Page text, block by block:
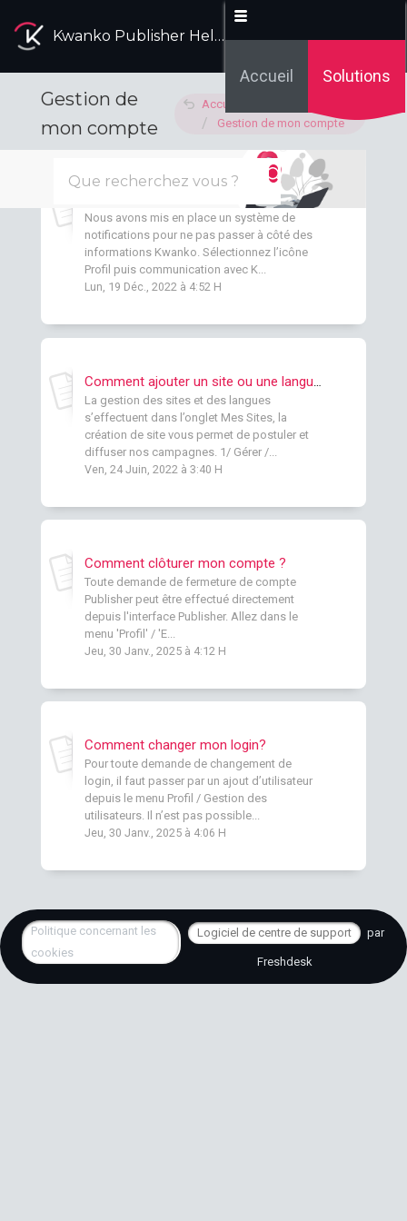
Kwanko Publisher Help Desk
Accueil Solutions
Gestion de
mon compte
Accueil des solutions
Gestion de mon compte
Nous avons mis en place un système de
notifications pour ne pas passer à côté des
informations Kwanko. Sélectionnez l’icône
Profil puis communication avec K...
Lun, 19 Déc., 2022 à 4:52 H
La gestion des sites et des langues
s’effectuent dans l’onglet Mes Sites, la
création de site vous permet de postuler et
diffuser nos campagnes. 1/ Gérer /...
Ven, 24 Juin, 2022 à 3:40 H
Comment clôturer mon compte ?
Toute demande de fermeture de compte
Publisher peut être effectué directement
depuis l'interface Publisher. Allez dans le
menu 'Profil' / 'E...
Jeu, 30 Janv., 2025 à 4:12 H
Comment changer mon login?
Pour toute demande de changement de
login, il faut passer par un ajout d’utilisateur
depuis le menu Profil / Gestion des
utilisateurs. Il n’est pas possible...
Jeu, 30 Janv., 2025 à 4:06 H
Politique concernant les
cookies
Logiciel de centre de support par
Freshdesk